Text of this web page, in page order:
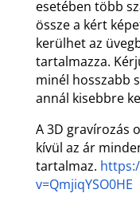
esetében több
össze a kért
kerülhet az
tartalmazza.
minél hosszabb
annál kisebbre
A 3D gravírozás
kívül az ár
tartalmaz.
v=QmjiqYSO0HE